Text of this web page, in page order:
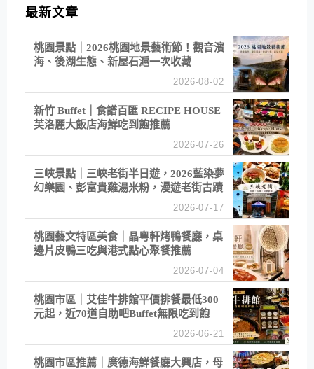
最新文章
桃園景點｜2026桃園地景藝術節！觀音濱
海、後湖生態、新屋石滬一次收藏
2026-08-02
新竹 Buffet｜食譜百匯 RECIPE HOUSE
芙洛麗大飯店海鮮吃到飽推薦
2026-07-26
三峽景點｜三峽老街半日遊，2026藍染夢
幻樂園、彭富貴雞湯米粉，漫遊老街古蹟
2026-07-17
桃園藝文特區美食｜晶粵軒烤鴨餐廳，桌
邊片皮鴨三吃與港式點心聚餐推薦
2026-07-04
桃園市區｜艾佳牛排館平價排餐最低300
元起，近70道自助吧Buffet無限吃到飽
2026-06-21
桃園市區推薦｜廣德海鮮餐廳大興店，母